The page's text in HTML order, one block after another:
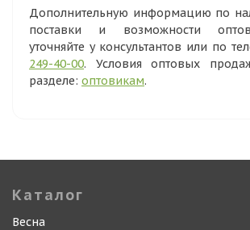
Дополнительную информацию по
поставки и возможности
уточняйте у консультантов или по
249-40-00. Условия оптовых
разделе: оптовикам.
Каталог
Весна